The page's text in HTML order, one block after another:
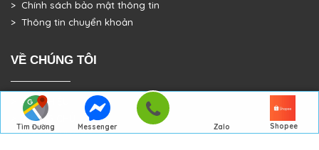
Tìm Đường
Messenger
Zalo Shopee
> Chính sách bảo mật thông tin
> Thông tin chuyển khoản
VỀ CHÚNG TÔI
> GIỚI THIỆU
> TRANG CHỦ
> DỰ ÁN THỰC TẾ